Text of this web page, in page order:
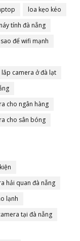
loa kẹo kéo
tính đà nẵng
để wifi mạnh
lắp camera ở đà lạt
cho ngân hàng
cho sân bóng
hải quan đà nẵng
lạnh
tại đà nẵng